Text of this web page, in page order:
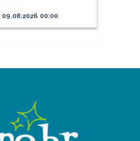
09.08.2026 00:00